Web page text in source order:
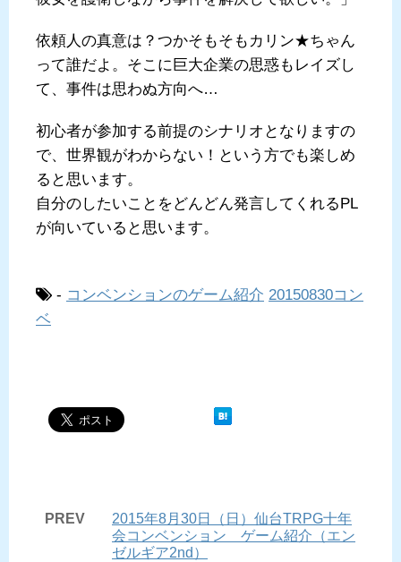
依頼人の真意は？つかそもそもカリン★ちゃん
って誰だよ。そこに巨大企業の思惑もレイズし
て、事件は思わぬ方向へ…
初心者が参加する前提のシナリオとなりますの
で、世界観がわからない！という方でも楽しめ
ると思います。
自分のしたいことをどんどん発言してくれるPL
が向いていると思います。
- コンベンションのゲーム紹介 20150830コン
ベ
PREV
2015年8月30日（日）仙台TRPG十年
会コンベンション ゲーム紹介（エン
ゼルギア2nd）